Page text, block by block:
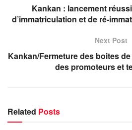
Kankan : lancement
d’immatriculation et de ré-
Next Post
Kankan/Fermeture des boites
des promoteurs et
Related Posts